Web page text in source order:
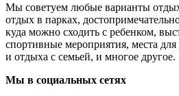
Мы советуем любые варианты
отдых в парках,
куда можно сходить с ребенком,
спортивные мероприятия, места
и отдыха с семьей, и многое другое.
Мы в социальных сетях